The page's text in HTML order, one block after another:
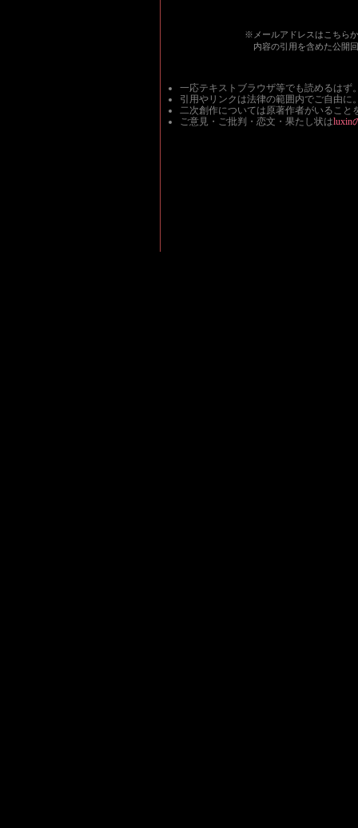
※メールアドレスはこちら
内容の引用を含めた公開
一応テキストブラウザ等でも読めるはず
引用やリンクは法律の範囲内でご自由
二次創作については原著作者がいること
ご意見・ご批判・恋文・果たし状はluxin